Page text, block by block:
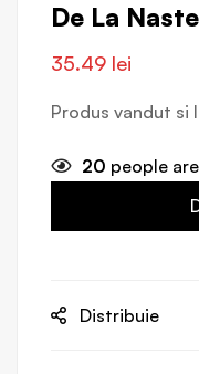
De La
35.49 lei
Produs vandut si
20 people
Distribuie